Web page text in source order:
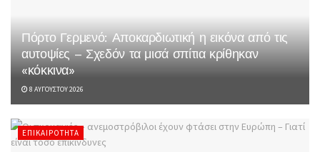
Πόρτο Γερμενό: Αποκαρδιωτική η εικόνα από τις
αυτοψίες – Σχεδόν τα μισά σπίτια κρίθηκαν
«κόκκινα»
8 ΑΥΓΟΎΣΤΟΥ 2026
ΕΠΙΚΑΙΡΌΤΗΤΑ